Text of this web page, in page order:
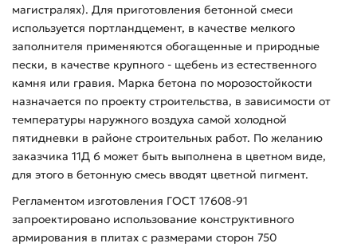
магистралях). Для приготовления бетонной смеси
используется портландцемент, в качестве мелкого
заполнителя применяются обогащенные и природные
пески, в качестве крупного - щебень из естественного
камня или гравия. Марка бетона по морозостойкости
назначается по проекту строительства, в зависимости от
температуры наружного воздуха самой холодной
пятидневки в районе строительных работ. По желанию
заказчика 11Д 6 может быть выполнена в цветном виде,
для этого в бетонную смесь вводят цветной пигмент.
Регламентом изготовления ГОСТ 17608-91
запроектировано использование конструктивного
армирования в плитах с размерами сторон 750